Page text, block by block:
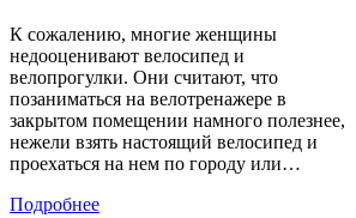
К сожалению, многие женщины
недооценивают велосипед и
велопрогулки. Они считают, что
позаниматься на велотренажере в
закрытом помещении намного полезнее,
нежели взять настоящий велосипед и
проехаться на нем по городу или…
Подробнее